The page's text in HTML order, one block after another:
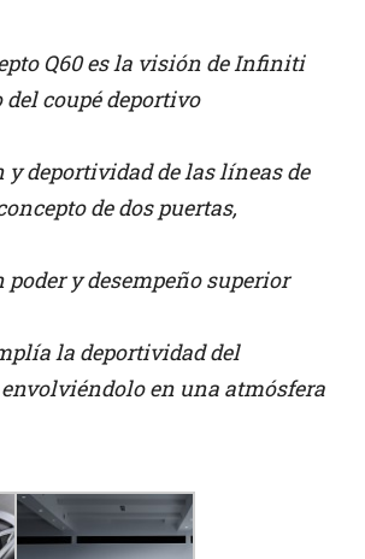
Q60 es la visión de Infiniti
coupé deportivo
deportividad de las líneas de
de dos puertas,
y desempeño superior
la deportividad del
envolviéndolo en una atmósfera